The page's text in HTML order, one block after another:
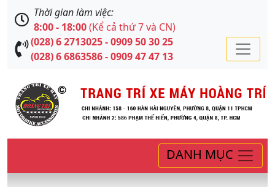
Thời gian làm việc:
8:00 - 18:00(Kể cả thứ 7 và CN)
(028) 6 2713025 - 0909 50 30 25
(028) 6 6863586 - 0909 47 47 13
DANH MỤC